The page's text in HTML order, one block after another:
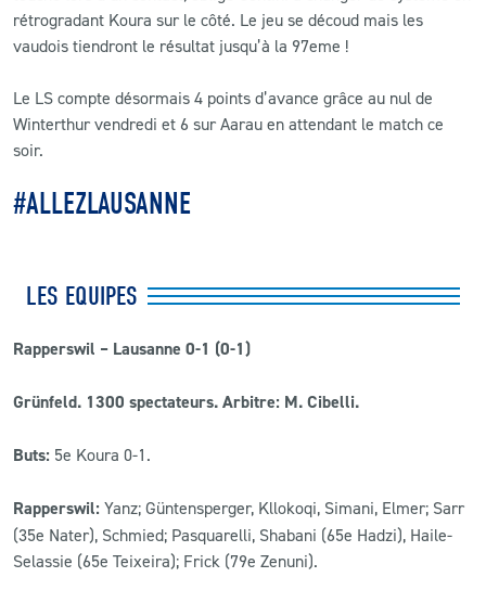
rétrogradant Koura sur le côté. Le jeu se découd mais les
vaudois tiendront le résultat jusqu’à la 97eme !
Le LS compte désormais 4 points d’avance grâce au nul de
Winterthur vendredi et 6 sur Aarau en attendant le match ce
soir.
#ALLEZLAUSANNE
LES EQUIPES
Rapperswil – Lausanne 0-1 (0-1)
Grünfeld. 1300 spectateurs. Arbitre: M. Cibelli.
Buts: 5e Koura 0-1.
Rapperswil: Yanz; Güntensperger, Kllokoqi, Simani, Elmer; Sarr
(35e Nater), Schmied; Pasquarelli, Shabani (65e Hadzi), Haile-
Selassie (65e Teixeira); Frick (79e Zenuni).